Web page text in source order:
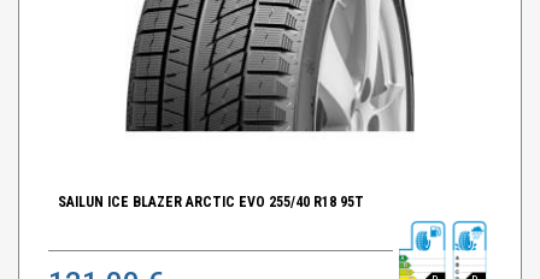
SAILUN ICE BLAZER ARCTIC EVO 255/40 R18 95T